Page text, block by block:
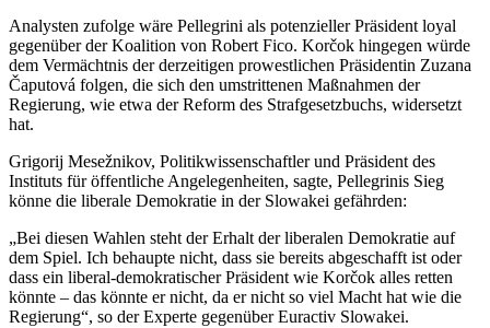
Analysten zufolge wäre Pellegrini als potenzieller Präsident loyal
gegenüber der Koalition von Robert Fico. Korčok hingegen würde
dem Vermächtnis der derzeitigen prowestlichen Präsidentin Zuzana
Čaputová folgen, die sich den umstrittenen Maßnahmen der
Regierung, wie etwa der Reform des Strafgesetzbuchs, widersetzt
hat.
Grigorij Mesežnikov, Politikwissenschaftler und Präsident des
Instituts für öffentliche Angelegenheiten, sagte, Pellegrinis Sieg
könne die liberale Demokratie in der Slowakei gefährden:
„Bei diesen Wahlen steht der Erhalt der liberalen Demokratie auf
dem Spiel. Ich behaupte nicht, dass sie bereits abgeschafft ist oder
dass ein liberal-demokratischer Präsident wie Korčok alles retten
könnte – das könnte er nicht, da er nicht so viel Macht hat wie die
Regierung“, so der Experte gegenüber Euractiv Slowakei.